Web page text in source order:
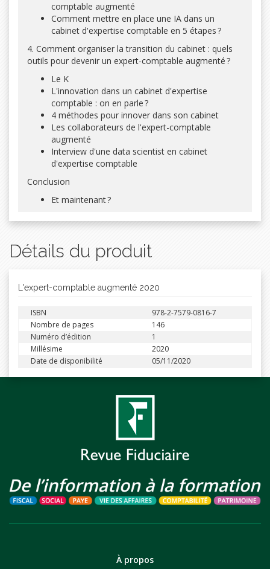
comptable augmenté
Comment mettre en place une IA dans un
cabinet d'expertise comptable en 5 étapes ?
4. Comment organiser la transition du cabinet : quels
outils pour devenir un expert-comptable augmenté ?
Le K
L'innovation dans un cabinet d'expertise
comptable : on en parle ?
4 méthodes pour innover dans son cabinet
Les collaborateurs de l'expert-comptable
augmenté
Interview d'une data scientist en cabinet
d'expertise comptable
Conclusion
Et maintenant ?
Détails du produit
L'expert-comptable augmenté 2020
ISBN
978-2-7579-0816-7
Nombre de pages
146
Numéro d’édition
1
Millésime
2020
Date de disponibilité
05/11/2020
À propos